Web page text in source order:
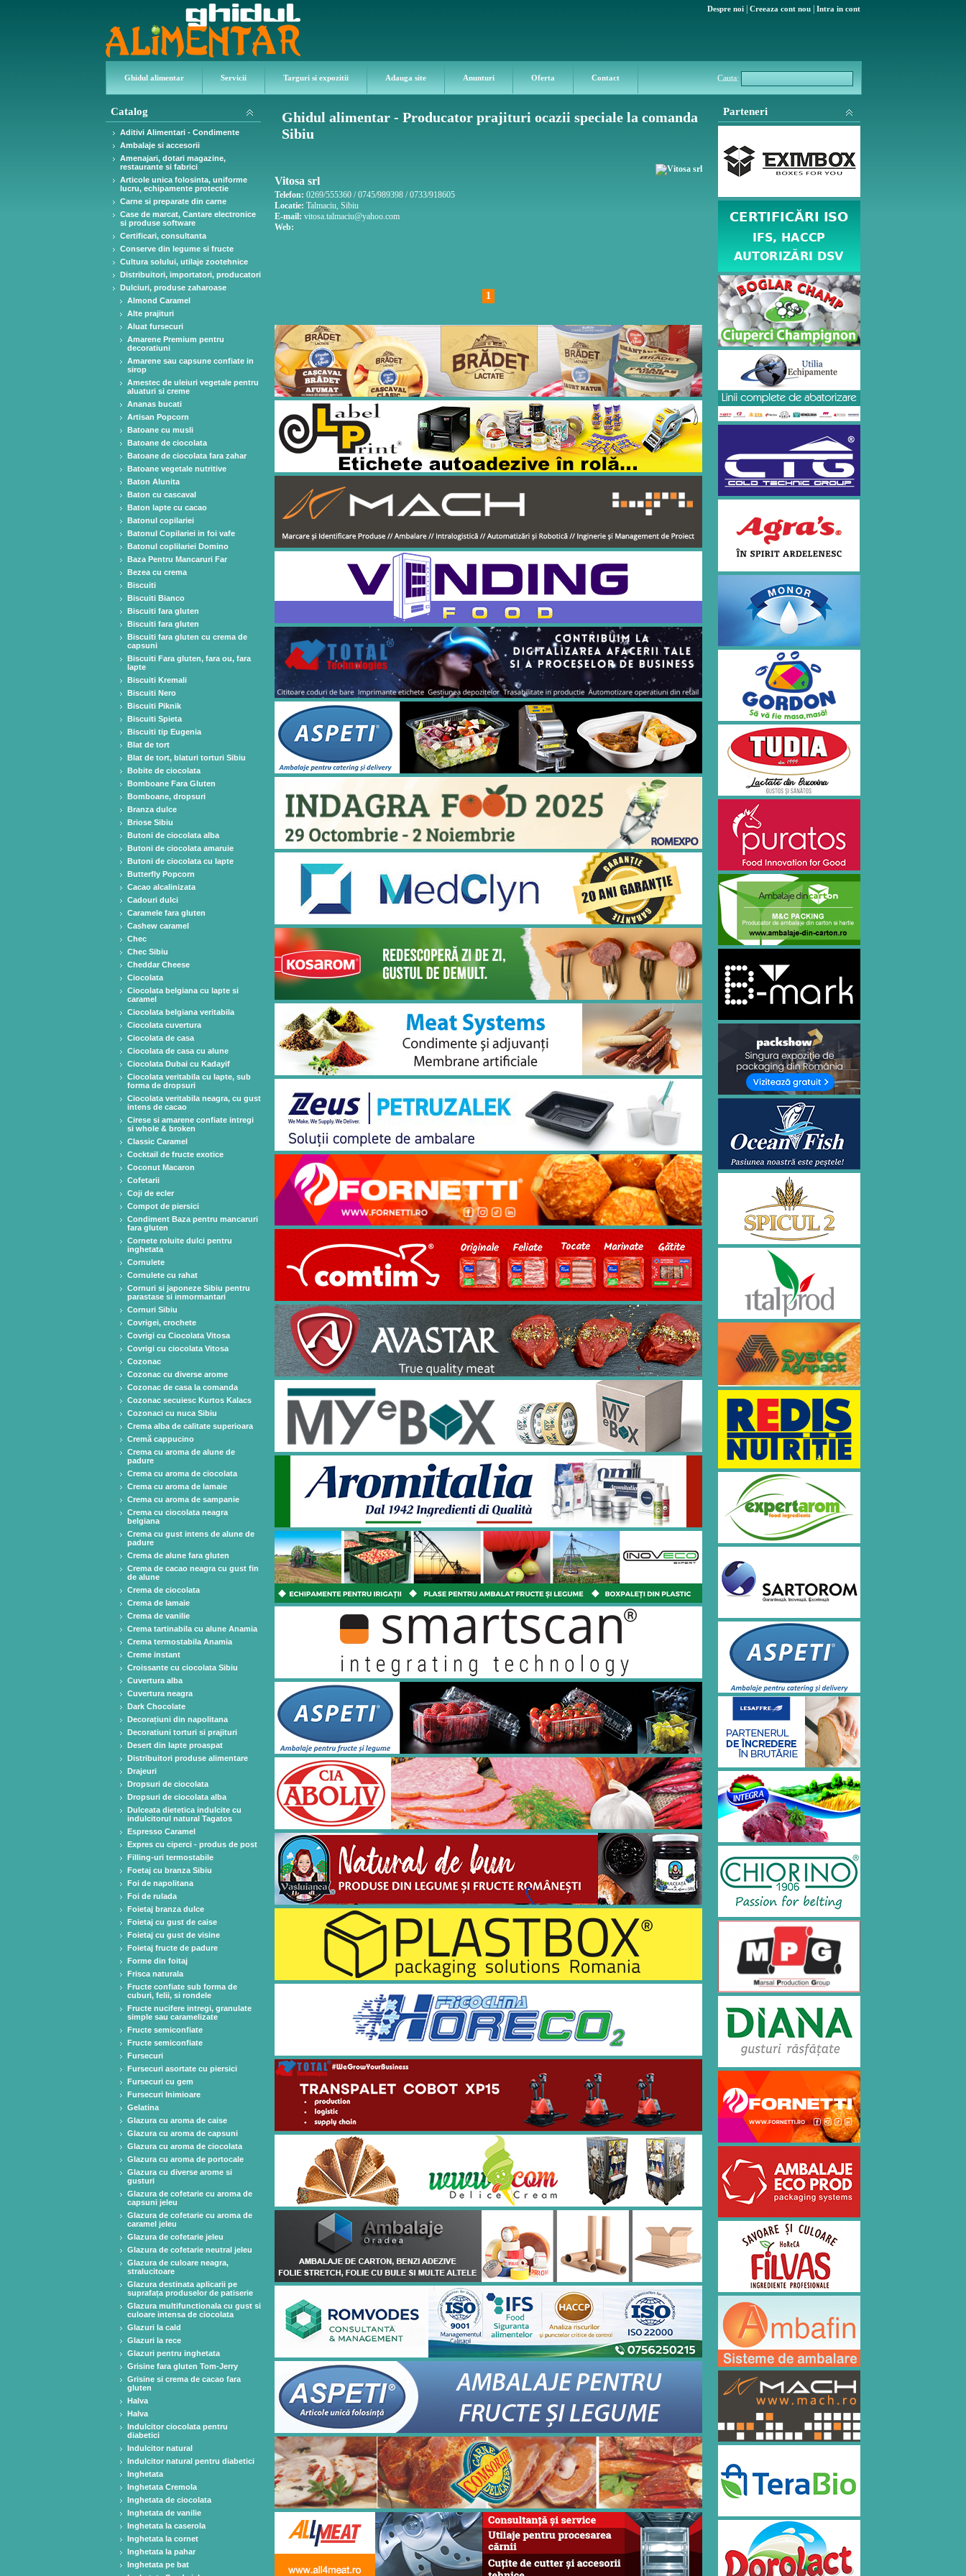
Despre noi Creeaza cont nou Intra in cont
Ghidul alimentar Servicii Targuri si expozitii Adauga site Anunturi Oferta Contact Cauta:
Parteneri
Catalog
Aditivi Alimentari - Condimente
Ambalaje si accesorii
Amenajari, dotari magazine,
restaurante si fabrici
Articole unica folosinta, uniforme
lucru, echipamente protectie
Carne si preparate din carne
Case de marcat, Cantare electronice
si produse software
Certificari, consultanta
Conserve din legume si fructe
Cultura solului, utilaje zootehnice
Distribuitori, importatori, producatori
Dulciuri, produse zaharoase
Almond Caramel
Alte prajituri
Aluat fursecuri
Amarene Premium pentru
decoratiuni
Amarene sau capsune confiate in
sirop
Amestec de uleiuri vegetale pentru
aluaturi si creme
Ananas bucati
Artisan Popcorn
Batoane cu musli
Batoane de ciocolata
Batoane de ciocolata fara zahar
Batoane vegetale nutritive
Baton Alunita
Baton cu cascaval
Baton lapte cu cacao
Batonul copilariei
Batonul Copilariei in foi vafe
Batonul coplilariei Domino
Baza Pentru Mancaruri Far
Bezea cu crema
Biscuiti
Biscuiti Bianco
Biscuiti fara gluten
Biscuiti fara gluten
Biscuiti fara gluten cu crema de
capsuni
Biscuiti Fara gluten, fara ou, fara
lapte
Biscuiti Kremali
Biscuiti Nero
Biscuiti Piknik
Biscuiti Spieta
Biscuiti tip Eugenia
Blat de tort
Blat de tort, blaturi torturi Sibiu
Bobite de ciocolata
Bomboane Fara Gluten
Bomboane, dropsuri
Branza dulce
Briose Sibiu
Butoni de ciocolata alba
Butoni de ciocolata amaruie
Butoni de ciocolata cu lapte
Butterfly Popcorn
Cacao alcalinizata
Cadouri dulci
Caramele fara gluten
Cashew caramel
Chec
Chec Sibiu
Cheddar Cheese
Ciocolata
Ciocolata belgiana cu lapte si
caramel
Ciocolata belgiana veritabila
Ciocolata cuvertura
Ciocolata de casa
Ciocolata de casa cu alune
Ciocolata Dubai cu Kadayif
Ciocolata veritabila cu lapte, sub
forma de dropsuri
Ciocolata veritabila neagra, cu gust
intens de cacao
Cirese si amarene confiate intregi
si whole & broken
Classic Caramel
Cocktail de fructe exotice
Coconut Macaron
Cofetarii
Coji de ecler
Compot de piersici
Condiment Baza pentru mancaruri
fara gluten
Cornete roluite dulci pentru
inghetata
Cornulete
Cornulete cu rahat
Cornuri si japoneze Sibiu pentru
parastase si inmormantari
Cornuri Sibiu
Covrigei, crochete
Covrigi cu Ciocolata Vitosa
Covrigi cu ciocolata Vitosa
Cozonac
Cozonac cu diverse arome
Cozonac de casa la comanda
Cozonac secuiesc Kurtos Kalacs
Cozonaci cu nuca Sibiu
Crema alba de calitate superioara
Cremă cappucino
Crema cu aroma de alune de
padure
Crema cu aroma de ciocolata
Crema cu aroma de lamaie
Crema cu aroma de sampanie
Crema cu ciocolata neagra
belgiana
Crema cu gust intens de alune de
padure
Crema de alune fara gluten
Crema de cacao neagra cu gust fin
de alune
Crema de ciocolata
Crema de lamaie
Crema de vanilie
Crema tartinabila cu alune Anamia
Crema termostabila Anamia
Creme instant
Croissante cu ciocolata Sibiu
Cuvertura alba
Cuvertura neagra
Dark Chocolate
Decorațiuni din napolitana
Decoratiuni torturi si prajituri
Desert din lapte proaspat
Distribuitori produse alimentare
Drajeuri
Dropsuri de ciocolata
Dropsuri de ciocolata alba
Dulceata dietetica indulcite cu
indulcitorul natural Tagatos
Espresso Caramel
Expres cu ciperci - produs de post
Filling-uri termostabile
Foetaj cu branza Sibiu
Foi de napolitana
Foi de rulada
Foietaj branza dulce
Foietaj cu gust de caise
Foietaj cu gust de visine
Foietaj fructe de padure
Forme din foitaj
Frisca naturala
Fructe confiate sub forma de
cuburi, felii, si rondele
Fructe nucifere intregi, granulate
simple sau caramelizate
Fructe semiconfiate
Fructe semiconfiate
Fursecuri
Fursecuri asortate cu piersici
Fursecuri cu gem
Fursecuri Inimioare
Gelatina
Glazura cu aroma de caise
Glazura cu aroma de capsuni
Glazura cu aroma de ciocolata
Glazura cu aroma de portocale
Glazura cu diverse arome si
gusturi
Glazura de cofetarie cu aroma de
capsuni jeleu
Glazura de cofetarie cu aroma de
caramel jeleu
Glazura de cofetarie jeleu
Glazura de cofetarie neutral jeleu
Glazura de culoare neagra,
stralucitoare
Glazura destinata aplicarii pe
suprafața produselor de patiserie
Glazura multifunctionala cu gust si
culoare intensa de ciocolata
Glazuri la cald
Glazuri la rece
Glazuri pentru inghetata
Grisine fara gluten Tom-Jerry
Grisine si crema de cacao fara
gluten
Halva
Halva
Indulcitor ciocolata pentru
diabetici
Indulcitor natural
Indulcitor natural pentru diabetici
Inghetata
Inghetata Cremola
Inghetata de ciocolata
Inghetata de vanilie
Inghetata la caserola
Inghetata la cornet
Inghetata la pahar
Inghetata pe bat
Ghidul alimentar - Producator prajituri ocazii speciale la comanda
Sibiu
Vitosa srl
Telefon: 0269/555360 / 0745/989398 / 0733/918605
Locatie: Talmaciu, Sibiu
E-mail: vitosa.talmaciu@yahoo.com
Web:
1